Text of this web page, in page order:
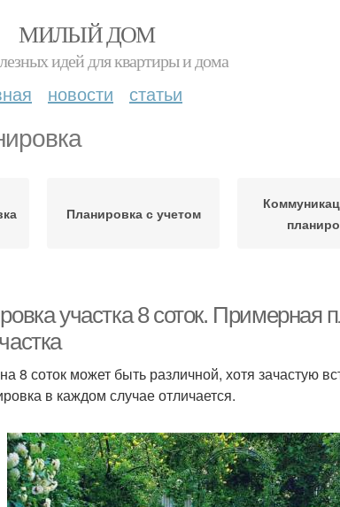
МИЛЫЙ ДОМ
идей для квартиры и дома
новости статьи
Планировка с учетом
участка 8 соток. Примерная
8 соток может быть различной, хотя зачастую
в каждом случае отличается.